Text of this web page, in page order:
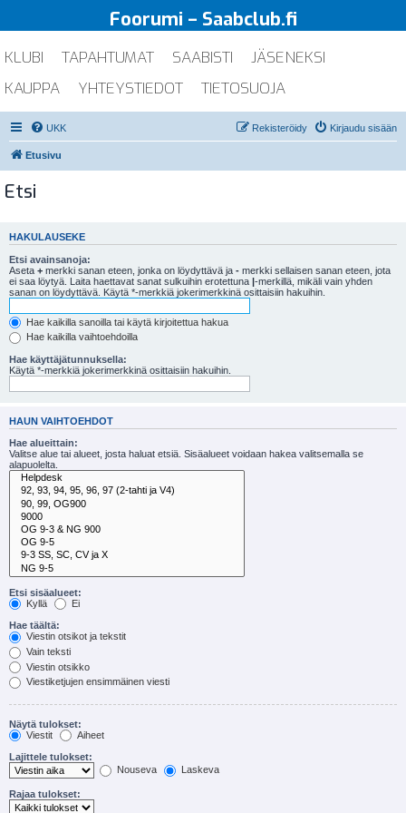
Foorumi – Saabclub.fi
KLUBI TAPAHTUMAT SAABISTI
JÄSENEKSI
KAUPPA
YHTEYSTIEDOT TIETOSUOJA
UKK Kirjaudu sisään
Rekisteröidy
Etusivu
Etsi
HAKULAUSEKE
Etsi avainsanoja:
Aseta + merkki sanan eteen, jonka on löydyttävä ja - merkki sellaisen sanan eteen, jota
ei saa löytyä. Laita haettavat sanat sulkuihin erotettuna |-merkillä, mikäli vain yhden
sanan on löydyttävä. Käytä *-merkkiä jokerimerkkinä osittaisiin hakuihin.
Hae kaikilla sanoilla tai käytä kirjoitettua hakua
Hae kaikilla vaihtoehdoilla
Hae käyttäjätunnuksella:
Käytä *-merkkiä jokerimerkkinä osittaisiin hakuihin.
HAUN VAIHTOEHDOT
Hae alueittain:
Valitse alue tai alueet, josta haluat etsiä. Sisäalueet voidaan hakea valitsemalla se
alapuolelta.
Etsi sisäalueet:
Kyllä
Ei
Hae täältä:
Viestin otsikot ja tekstit
Vain teksti
Viestin otsikko
Viestiketjujen ensimmäinen viesti
Näytä tulokset:
Viestit
Aiheet
Lajittele tulokset:
Nouseva
Laskeva
Rajaa tulokset: